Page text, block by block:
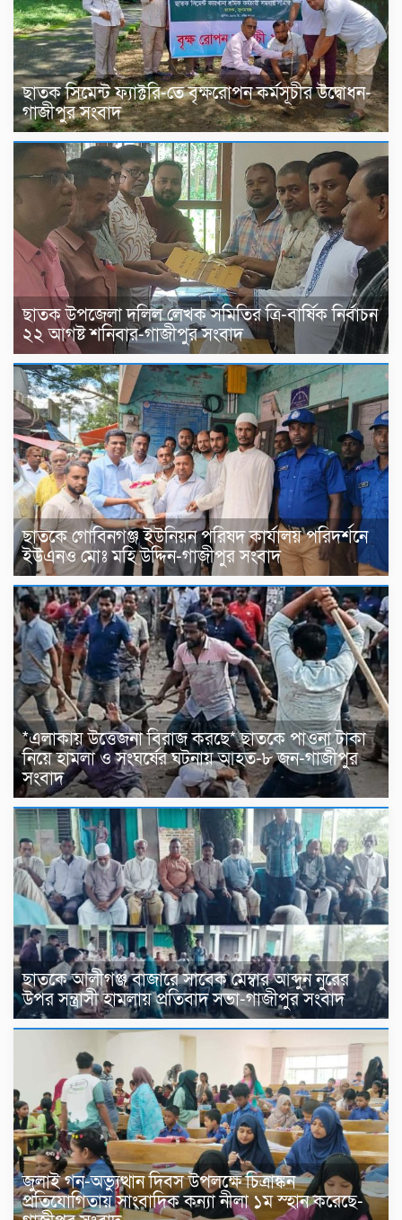
ছাতক সিমেন্ট ফ্যাক্টরি-তে বৃক্ষরোপন কর্মসূচীর উদ্বোধন-
গাজীপুর সংবাদ
ছাতক উপজেলা দলিল লেখক সমিতির ত্রি-বার্ষিক নির্বাচন
২২ আগষ্ট শনিবার-গাজীপুর সংবাদ
ছাতকে গোবিনগঞ্জ ইউনিয়ন পরিষদ কার্যালয় পরিদর্শনে
ইউএনও মোঃ মহি উদ্দিন-গাজীপুর সংবাদ
*এলাকায় উত্তেজনা বিরাজ করছে* ছাতকে পাওনা টাকা
নিয়ে হামলা ও সংঘর্ষের ঘটনায় আহত-৮ জন-গাজীপুর
সংবাদ
ছাতকে আলীগঞ্জ বাজারে সাবেক মেম্বার আব্দুন নুরের
উপর সন্ত্রাসী হামলায় প্রতিবাদ সভা-গাজীপুর সংবাদ
জুলাই গন-অভ্যুত্থান দিবস উপলক্ষে চিত্রাঙ্কন
প্রতিযোগিতায় সাংবাদিক কন্যা নীলা ১ম স্হান করেছে-